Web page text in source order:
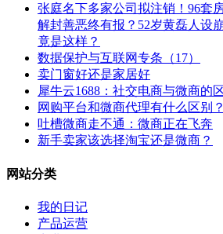
张庭名下多家公司拟注销！96套
解封善恶终有报？52岁黄磊人设
竟是这样？
数据保护与互联网专条（17）
卖门窗好还是家居好
犀牛云1688：社交电商与微商的
网购平台和微商代理有什么区别
吐槽微商走不通：微商正在飞奔
新手卖家该选择淘宝还是微商？
网站分类
我的日记
产品运营